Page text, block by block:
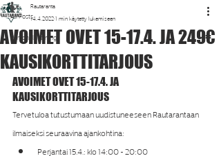
All Posts
Personal Training
AVOIMET OVET 15-17.4. JA 249€
KAUSIKORTTITARJOUS
Rautaranta
14.4.20221 min käytetty lukemiseen
AVOIMET OVET 15-17.4. JA
KAUSIKORTTITARJOUS
Tervetuloa tutustumaan uudistuneeseen Rautarantaan
ilmaiseksi seuraavina ajankohtina:
Perjantai 15.4.: klo 14:00 - 20:00